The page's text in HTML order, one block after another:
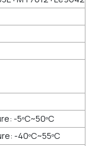
-5ºC~50ºC
-40ºC~55ºC